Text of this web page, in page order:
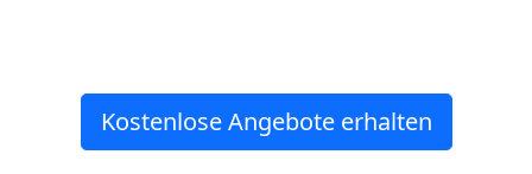
Kostenlose Angebote erhalten